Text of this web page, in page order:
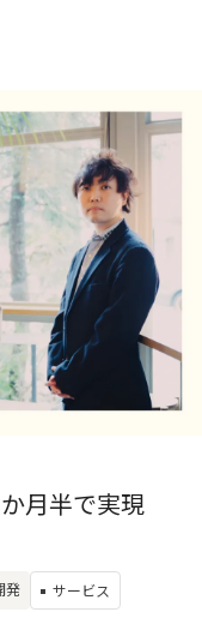
月半で実現
発 サービス